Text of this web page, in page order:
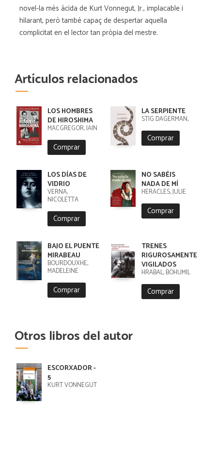
novel-la més àcida de Kurt Vonnegut, Jr., implacable i
hilarant, però també capaç de despertar aquella
complicitat en el lector tan pròpia del mestre.
Artículos relacionados
LOS HOMBRES
DE HIROSHIMA
MACGREGOR, IAIN
Comprar
LA SERPIENTE
STIG DAGERMAN,
Comprar
LOS DÍAS DE
VIDRIO
VERNA,
NICOLETTA
Comprar
NO SABÉIS
NADA DE MÍ
HÉRACLÈS, JULIE
Comprar
BAJO EL PUENTE
MIRABEAU
BOURDOUXHE,
MADELEINE
Comprar
TRENES
RIGUROSAMENTE
VIGILADOS
HRABAL, BOHUMIL
Comprar
Otros libros del autor
ESCORXADOR -
5
KURT VONNEGUT